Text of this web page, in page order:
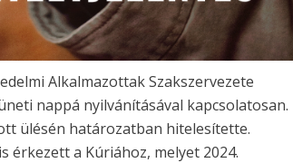
Alkalmazottak Szakszervezete
nappá nyilvánításával kapcsolatosan.
ülésén határozatban hitelesítette.
érkezett a Kúriához, melyet 2024.